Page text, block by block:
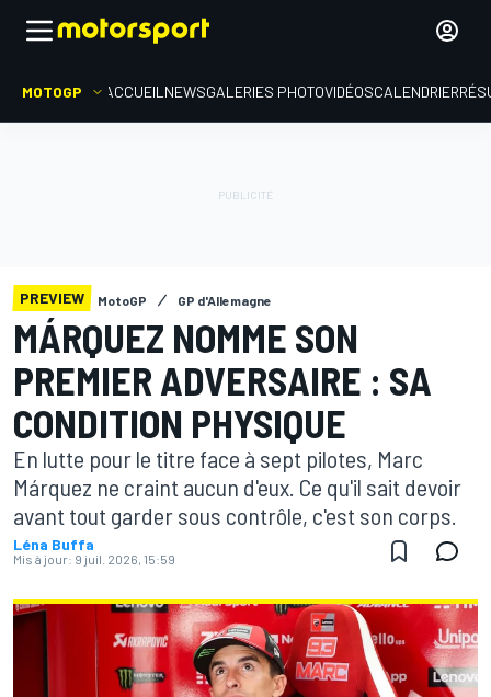
MOTOGP ACCUEIL NEWSGALERIES PHOTOVIDÉOSCALENDRIER
PREVIEW MotoGP GP d'Allemagne
MÁRQUEZ NOMME SON
PREMIER ADVERSAIRE : SA
CONDITION PHYSIQUE
En lutte pour le titre face à sept pilotes, Marc
Márquez ne craint aucun d'eux. Ce qu'il sait devoir
avant tout garder sous contrôle, c'est son corps.
Léna Buffa
Mis à jour: 9 juil. 2026, 15:59